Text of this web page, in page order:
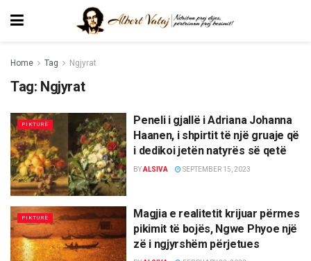
Home Tag Ngjyrat
Tag: Ngjyrat
PIKTURË
Peneli i gjallë i Adriana Johanna
Haanen, i shpirtit të një gruaje që
i dedikoi jetën natyrës së qetë
BYALSIVA SEPTEMBER 15, 2023
PIKTURË
Magjia e realitetit krijuar përmes
pikimit të bojës, Ngwe Phyoe një
zë i ngjyrshëm përjetues